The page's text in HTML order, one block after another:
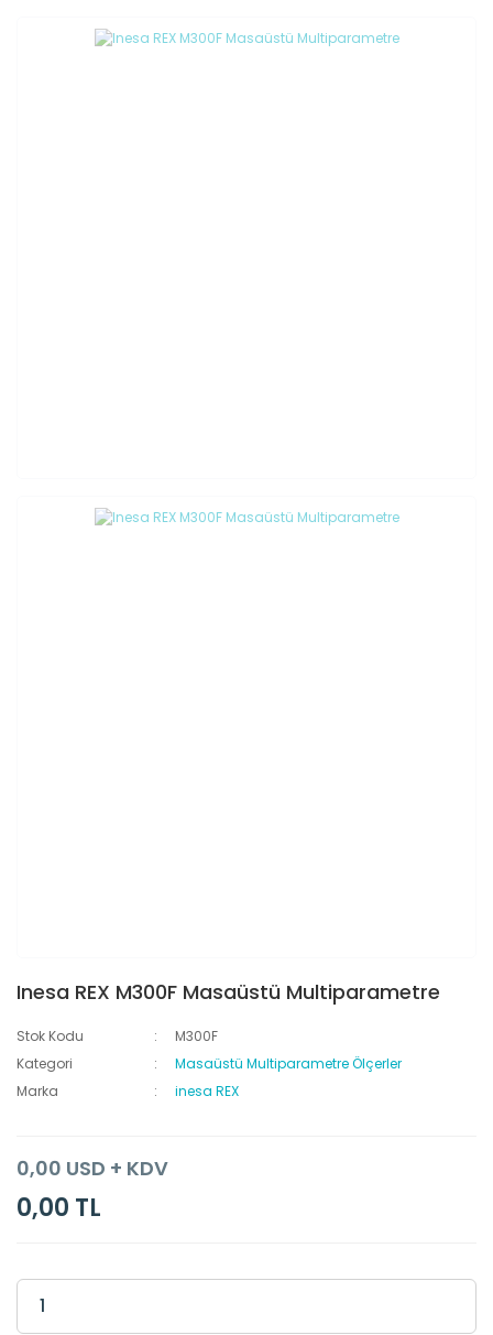
Inesa REX M300F Masaüstü Multiparametre
Stok Kodu
M300F
Kategori
Masaüstü Multiparametre Ölçerler
Marka
inesa REX
0,00 USD + KDV
0,00 TL